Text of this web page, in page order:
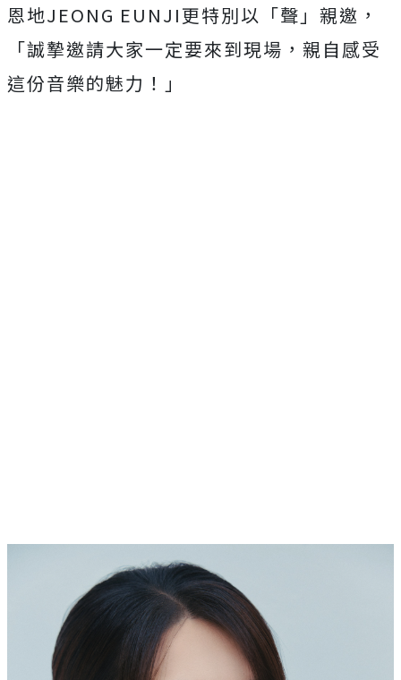
恩地JEONG EUNJI更特別以「聲」親邀，
「誠摯邀請大家一定要來到現場，親自感受
這份音樂的魅力！」